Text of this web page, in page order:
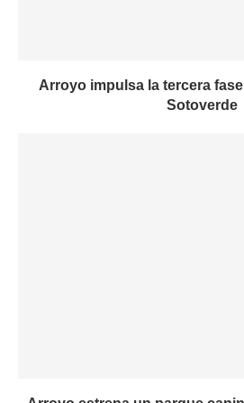
Arroyo impulsa la tercera
Sotoverde